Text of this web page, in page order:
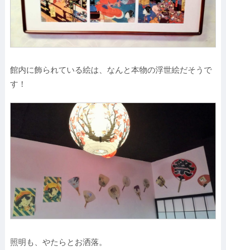
館内に飾られている絵は、なんと本物の浮世絵だそうで
す！
照明も、やたらとお洒落。